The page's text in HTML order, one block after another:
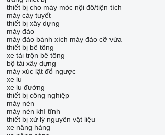
thiết bị cho máy móc nội đô/tiện tích
máy cày tuyết
thiết bị xây dựng
máy đào
máy đào bánh xích máy đào cỡ vừa
thiết bị bê tông
xe tải trộn bê tông
bộ tải xây dựng
máy xúc lật đổ ngược
xe lu
xe lu đường
thiết bị công nghiệp
máy nén
máy nén khí tĩnh
thiết bị xử lý nguyên vật liệu
xe nâng hàng